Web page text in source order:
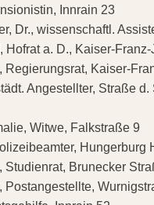
Innrain 23
Dr., wissenschaftl.
Hofrat a. D., Kaiser-
Regierungsrat, Kaiser-
Angestellter, Straße
Witwe, Falkstraße 9
Hungerburg
Brunecker